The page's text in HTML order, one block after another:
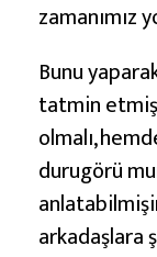
zamanımız
Bunu
tatmin
olmalı,
durugörü
arkadaşlara